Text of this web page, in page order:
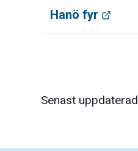
Hanö fyr
Senast uppdaterad